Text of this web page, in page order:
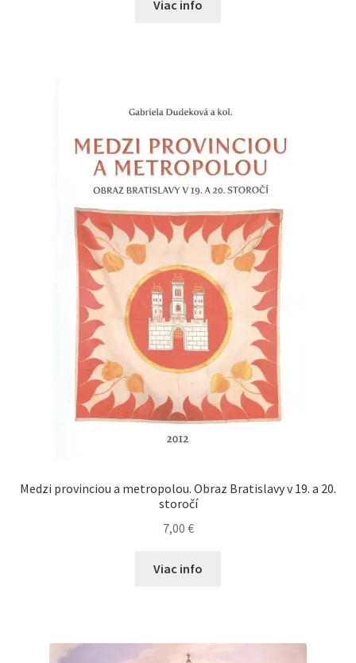
Viac info
Medzi provinciou a metropolou. Obraz Bratislavy v 19. a 20.
storočí
7,00 €
Viac info